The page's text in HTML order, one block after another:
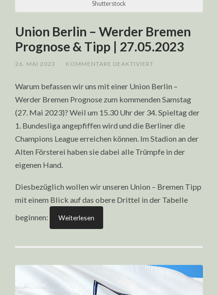
Shutterstock
Union Berlin – Werder Bremen
Prognose & Tipp | 27.05.2023
26. MAI 2023 KOMMENTARE DEAKTIVIERT
–
BREMEN
&
TIPP
|
27.05.2023
Warum befassen wir uns mit einer Union Berlin –
Werder Bremen Prognose zum kommenden Samstag
(27. Mai 2023)? Weil um 15.30 Uhr der 34. Spieltag der
1. Bundesliga angepfiffen wird und die Berliner die
Champions League erreichen können. Im Stadion an der
Alten Försterei haben sie dabei alle Trümpfe in der
eigenen Hand.
Diesbezüglich wollen wir unseren Union – Bremen Tipp
mit einem Blick auf das obere Drittel in der Tabelle
beginnen:
Weiterlesen